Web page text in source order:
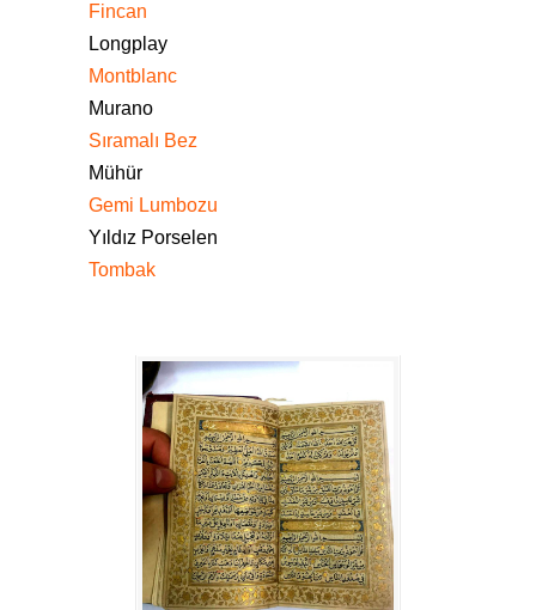
Fincan
Longplay
Montblanc
Murano
Sıramalı Bez
Mühür
Gemi Lumbozu
Yıldız Porselen
Tombak